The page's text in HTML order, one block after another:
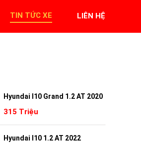
TIN TỨC XE LIÊN HỆ
Hyundai I10 Grand 1.2 AT 2020
315 Triệu
Hyundai I10 1.2 AT 2022